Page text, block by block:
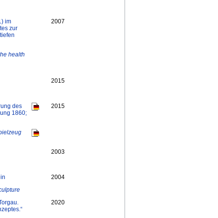
im
zur
2007
health
2015
des
1860;
2015
2003
2004
2020